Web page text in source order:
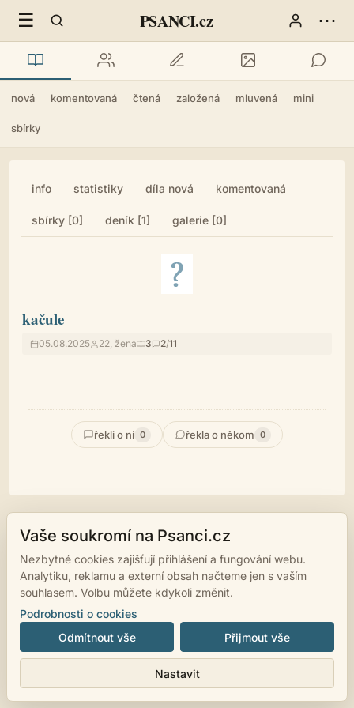
☰ PSANCI.cz ⋯
nová komentovaná čtená založená mluvená mini
sbírky
info statistiky díla nová komentovaná
sbírky [0] deník [1] galerie [0]
kačule
05.08.2025 22, žena 3 2/11
řekli o ní 0 řekla o někom 0
© 2007 - 2026 psanci.cz Nastavení cookies •
byLUKiO
Vaše soukromí na Psanci.cz
Nezbytné cookies zajišťují přihlášení a fungování webu.
Analytiku, reklamu a externí obsah načteme jen s vaším
souhlasem. Volbu můžete kdykoli změnit.
Podrobnosti o cookies
Odmítnout vše
Nastavit
Přijmout vše